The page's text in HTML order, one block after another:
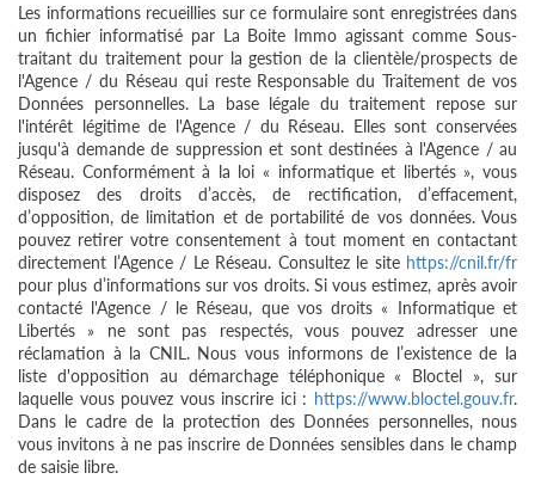
Les informations recueillies sur ce formulaire sont enregistrées dans
un fichier informatisé par La Boite Immo agissant comme Sous-
traitant du traitement pour la gestion de la clientèle/prospects de
l'Agence / du Réseau qui reste Responsable du Traitement de vos
Données personnelles. La base légale du traitement repose sur
l'intérêt légitime de l'Agence / du Réseau. Elles sont conservées
jusqu'à demande de suppression et sont destinées à l'Agence / au
Réseau. Conformément à la loi « informatique et libertés », vous
disposez des droits d’accès, de rectification, d’effacement,
d’opposition, de limitation et de portabilité de vos données. Vous
pouvez retirer votre consentement à tout moment en contactant
directement l’Agence / Le Réseau. Consultez le site https://cnil.fr/fr
pour plus d’informations sur vos droits. Si vous estimez, après avoir
contacté l'Agence / le Réseau, que vos droits « Informatique et
Libertés » ne sont pas respectés, vous pouvez adresser une
réclamation à la CNIL. Nous vous informons de l’existence de la
liste d'opposition au démarchage téléphonique « Bloctel », sur
laquelle vous pouvez vous inscrire ici : https://www.bloctel.gouv.fr.
Dans le cadre de la protection des Données personnelles, nous
vous invitons à ne pas inscrire de Données sensibles dans le champ
de saisie libre.